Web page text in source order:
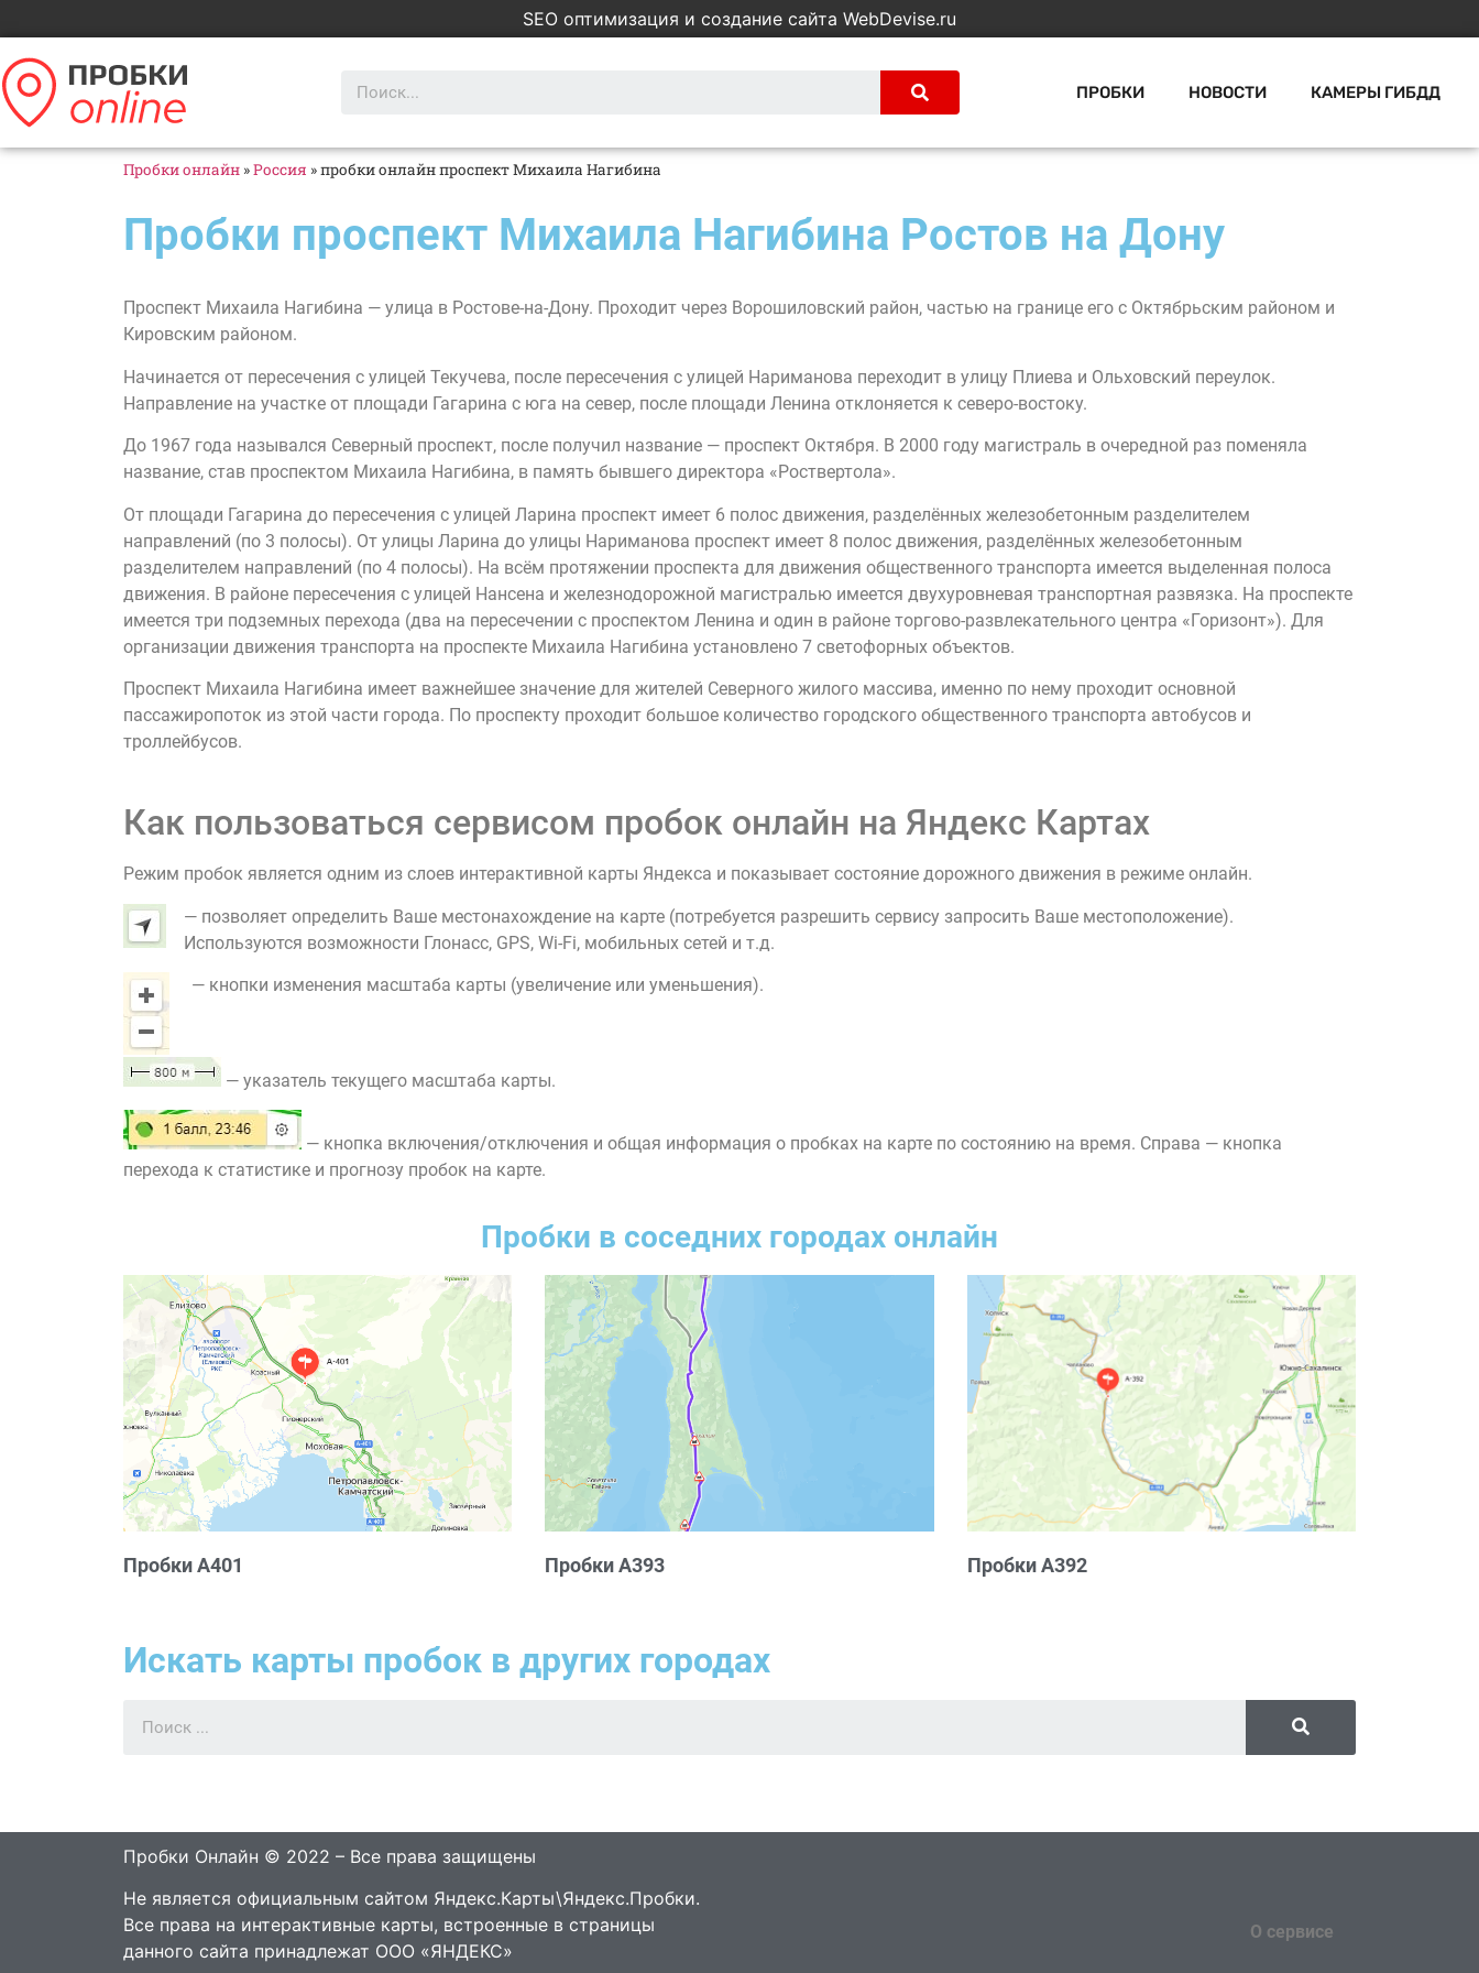
SEO оптимизация и создание сайта WebDevise.ru
ПРОБКИ НОВОСТИ КАМЕРЫ ГИБДД
Пробки онлайн »Россия »пробки онлайн проспект Михаила Нагибина
Пробки проспект Михаила Нагибина Ростов на Дону
Проспект Михаила Нагибина — улица в Ростове-на-Дону. Проходит через Ворошиловский район, частью на границе его с Октябрьским районом и
Кировским районом.
Начинается от пересечения с улицей Текучева, после пересечения с улицей Нариманова переходит в улицу Плиева и Ольховский переулок.
Направление на участке от площади Гагарина с юга на север, после площади Ленина отклоняется к северо-востоку.
До 1967 года назывался Северный проспект, после получил название — проспект Октября. В 2000 году магистраль в очередной раз поменяла
название, став проспектом Михаила Нагибина, в память бывшего директора «Роствертола».
От площади Гагарина до пересечения с улицей Ларина проспект имеет 6 полос движения, разделённых железобетонным разделителем
направлений (по 3 полосы). От улицы Ларина до улицы Нариманова проспект имеет 8 полос движения, разделённых железобетонным
разделителем направлений (по 4 полосы). На всём протяжении проспекта для движения общественного транспорта имеется выделенная полоса
движения. В районе пересечения с улицей Нансена и железнодорожной магистралью имеется двухуровневая транспортная развязка. На проспекте
имеется три подземных перехода (два на пересечении с проспектом Ленина и один в районе торгово-развлекательного центра «Горизонт»). Для
организации движения транспорта на проспекте Михаила Нагибина установлено 7 светофорных объектов.
Проспект Михаила Нагибина имеет важнейшее значение для жителей Северного жилого массива, именно по нему проходит основной
пассажиропоток из этой части города. По проспекту проходит большое количество городского общественного транспорта автобусов и
троллейбусов.
Как пользоваться сервисом пробок онлайн на Яндекс Картах
Режим пробок является одним из слоев интерактивной карты Яндекса и показывает состояние дорожного движения в режиме онлайн.
— позволяет определить Ваше местонахождение на карте (потребуется разрешить сервису запросить Ваше местоположение).
Используются возможности Глонасс, GPS, Wi-Fi, мобильных сетей и т.д.
— кнопки изменения масштаба карты (увеличение или уменьшения).
— указатель текущего масштаба карты.
— кнопка включения/отключения и общая информация о пробках на карте по состоянию на время. Справа — кнопка
перехода к статистике и прогнозу пробок на карте.
Пробки в соседних городах онлайн
Пробки А401 Пробки А393 Пробки А392
Искать карты пробок в других городах
Пробки Онлайн © 2022 – Все права защищены
Не является официальным сайтом Яндекс.Карты\Яндекс.Пробки.
Все права на интерактивные карты, встроенные в страницы
данного сайта принадлежат ООО «ЯНДЕКС»
О сервисе